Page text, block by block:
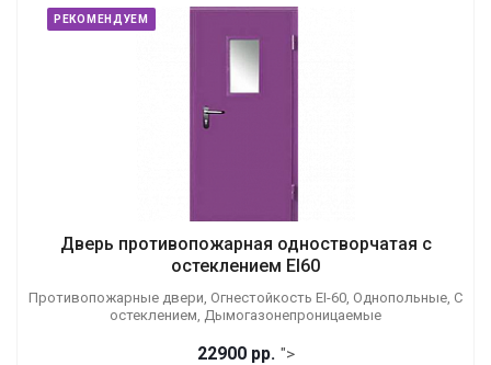
РЕКОМЕНДУЕМ
Дверь противопожарная одностворчатая с
остеклением EI60
Противопожарные двери, Огнестойкость EI-60, Однопольные, С
остеклением, Дымогазонепроницаемые
22900 рр. ">